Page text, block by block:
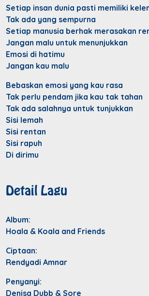
Setiap insan dunia pasti memiliki
Tak ada yang sempurna
Setiap manusia berhak merasakan
Jangan malu untuk menunjukkan
Emosi di hatimu
Jangan kau malu
Bebaskan emosi yang kau rasa
Tak perlu pendam jika kau tak tahan
Tak ada salahnya untuk tunjukkan
Sisi lemah
Sisi rentan
Sisi rapuh
Di dirimu
Detail Lagu
Album:
Hoala & Koala and Friends
Ciptaan:
Rendyadi Amnar
Penyanyi:
Denisa Dubb & Sore